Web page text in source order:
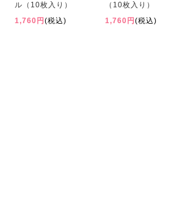
ル（10枚入り）
1,760円 (税込)
（10枚入り）
1,760円 (税込)